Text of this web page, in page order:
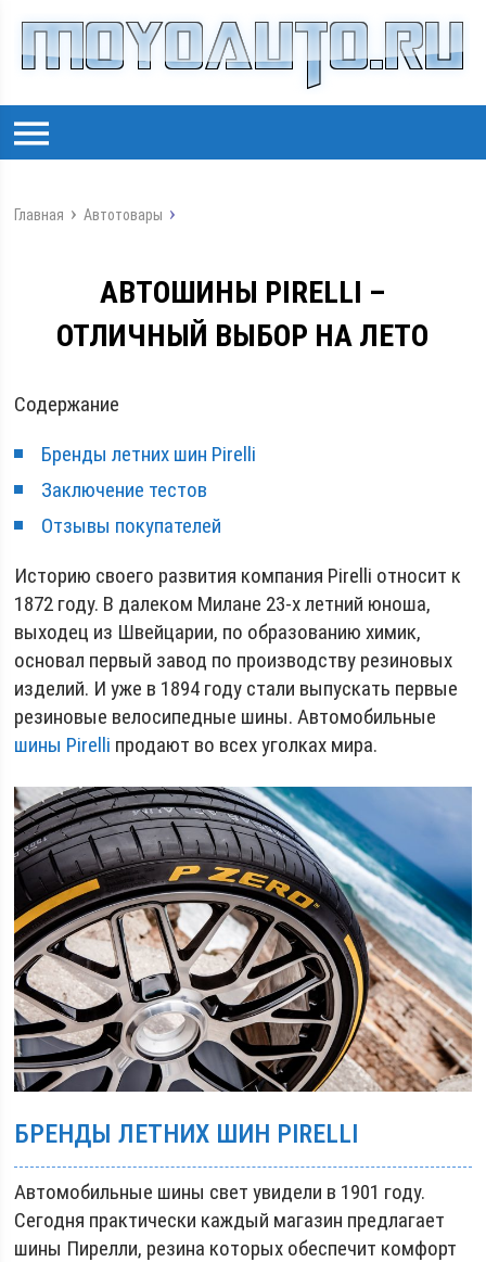
Главная Автотовары
АВТОШИНЫ PIRELLI –
ОТЛИЧНЫЙ ВЫБОР НА ЛЕТО
Содержание
Бренды летних шин Pirelli
Заключение тестов
Отзывы покупателей
Историю своего развития компания Pirelli относит к
1872 году. В далеком Милане 23-х летний юноша,
выходец из Швейцарии, по образованию химик,
основал первый завод по производству резиновых
изделий. И уже в 1894 году стали выпускать первые
резиновые велосипедные шины. Автомобильные
шины Pirelli продают во всех уголках мира.
БРЕНДЫ ЛЕТНИХ ШИН PIRELLI
Автомобильные шины свет увидели в 1901 году.
Сегодня практически каждый магазин предлагает
шины Пирелли, резина которых обеспечит комфорт